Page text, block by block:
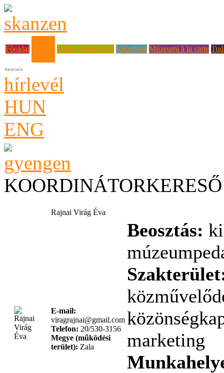
Főoldal
Hírek, események Képzések Múzeumi à la carte
hírlevél
HUN
ENG
KOORDINÁTORKERESŐ
Rajnai Virág Éva
E-mail:
viragrajnai@gmail.com
Telefon: 20/530-3156
Megye (működési
terület): Zala
Beosztás:
marketing